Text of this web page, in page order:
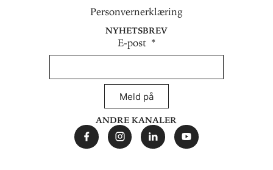
Personvernerklæring
Nyhetsbrev
E-post
Meld på
Andre kanaler